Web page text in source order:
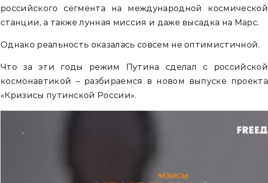
российского сегмента на международной космической
станции, а также лунная миссия и даже высадка на Марс.
Однако реальность оказалась совсем не оптимистичной.
Что за эти годы режим Путина сделал с российской
космонавтикой – разбираемся в новом выпуске проекта
«Кризисы путинской России».